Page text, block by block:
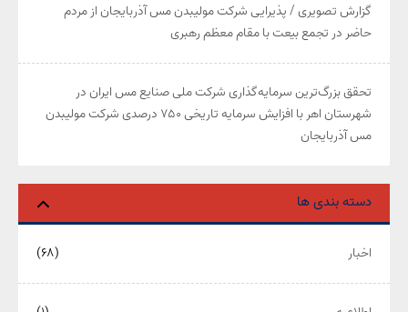
گزارش تصویری / پذیرایی شرکت مولیبدن مس آذربایجان از مردم
حاضر در تجمع بیعت با مقام معظم رهبری
تحقق بزرگ‌ترین سرمایه‌گذاری شرکت ملی صنایع مس ایران در
شهرستان اهر با افزایش سرمایه تاریخی ۷۵۰ درصدی شرکت مولیبدن
مس آذربایجان
دسته بندی ها
اخبار (۶۸)